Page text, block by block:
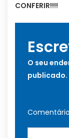
CONFERIR!!!!
O seu
publicado.
Comentário